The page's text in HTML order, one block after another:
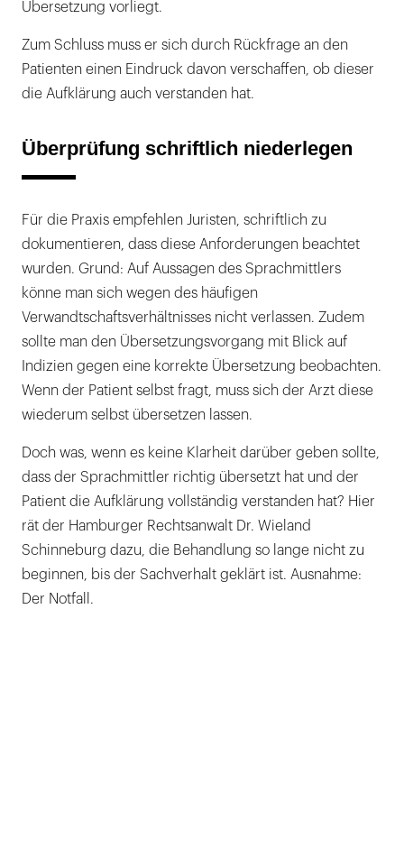
Übersetzung vorliegt.
Zum Schluss muss er sich durch Rückfrage an den
Patienten einen Eindruck davon verschaffen, ob dieser
die Aufklärung auch verstanden hat.
Überprüfung schriftlich niederlegen
Für die Praxis empfehlen Juristen, schriftlich zu
dokumentieren, dass diese Anforderungen beachtet
wurden. Grund: Auf Aussagen des Sprachmittlers
könne man sich wegen des häufigen
Verwandtschaftsverhältnisses nicht verlassen. Zudem
sollte man den Übersetzungsvorgang mit Blick auf
Indizien gegen eine korrekte Übersetzung beobachten.
Wenn der Patient selbst fragt, muss sich der Arzt diese
wiederum selbst übersetzen lassen.
Doch was, wenn es keine Klarheit darüber geben sollte,
dass der Sprachmittler richtig übersetzt hat und der
Patient die Aufklärung vollständig verstanden hat? Hier
rät der Hamburger Rechtsanwalt Dr. Wieland
Schinneburg dazu, die Behandlung so lange nicht zu
beginnen, bis der Sachverhalt geklärt ist. Ausnahme:
Der Notfall.